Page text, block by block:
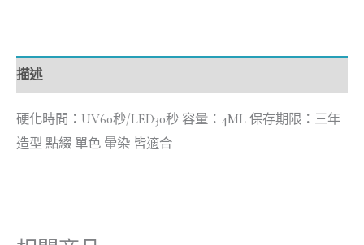
描述
硬化時間：UV60秒/LED30秒 容量：4ML 保存期限：三年
造型 點綴 單色 暈染 皆適合